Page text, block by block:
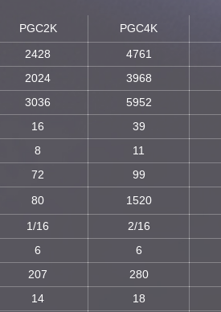
PGC2K PGC4K
2428 4761
2024 3968
3036 5952
16 39
8 11
72 99
80 1520
1/16 2/16
6 6
207 280
14 18